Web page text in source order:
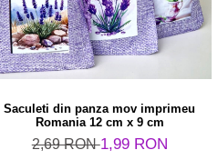
Saculeti din panza mov imprimeu
Romania 12 cm x 9 cm
2,69 RON1,99 RON